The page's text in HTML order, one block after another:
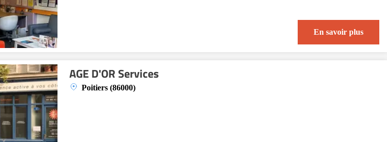
En savoir plus
AGE D'OR Services
Poitiers (86000)